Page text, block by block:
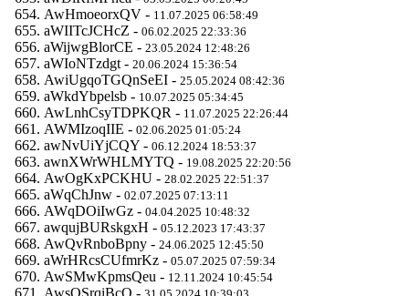
AwHmoeorxQV - 11.07.2025 06:58:49
aWIITcJCHcZ - 06.02.2025 22:33:36
aWijwgBlorCE - 23.05.2024 12:48:26
aWIoNTzdgt - 20.06.2024 15:36:54
AwiUgqoTGQnSeEI - 25.05.2024 08:42:36
aWkdYbpelsb - 10.07.2025 05:34:45
AwLnhCsyTDPKQR - 11.07.2025 22:26:44
AWMIzoqIIE - 02.06.2025 01:05:24
awNvUiYjCQY - 06.12.2024 18:53:37
awnXWrWHLMYTQ - 19.08.2025 22:20:56
AwOgKxPCKHU - 28.02.2025 22:51:37
aWqChJnw - 02.07.2025 07:13:11
AWqDOiIwGz - 04.04.2025 10:48:32
awqujBURskgxH - 05.12.2023 17:43:37
AwQvRnboBpny - 24.06.2025 12:45:50
aWrHRcsCUfmrKz - 05.07.2025 07:59:34
AwSMwKpmsQeu - 12.11.2024 10:45:54
AwsOSrqiBcQ -